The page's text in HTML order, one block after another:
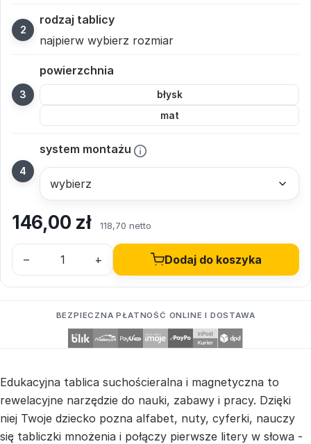
rodzaj tablicy
najpierw wybierz rozmiar
powierzchnia
błysk
mat
system montażu
146,00 zł 118,70 netto
– + Dodaj do koszyka
BEZPIECZNA PŁATNOŚĆ ONLINE I DOSTAWA
Edukacyjna tablica suchościeralna i magnetyczna to
rewelacyjne narzędzie do nauki, zabawy i pracy. Dzięki
niej Twoje dziecko pozna alfabet, nuty, cyferki, nauczy
się tabliczki mnożenia i połączy pierwsze litery w słowa -